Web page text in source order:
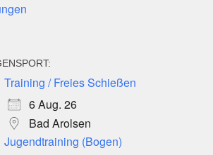
Training / Freies Schießen
6 Aug. 26
Bad Arolsen
Jugendtraining (Bogen)